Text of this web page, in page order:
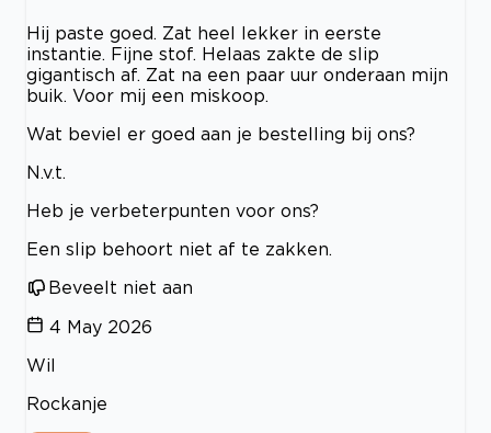
Hij paste goed. Zat heel lekker in eerste
instantie. Fijne stof. Helaas zakte de slip
gigantisch af. Zat na een paar uur onderaan mijn
buik. Voor mij een miskoop.
Wat beviel er goed aan je bestelling bij ons?
N.v.t.
Heb je verbeterpunten voor ons?
Een slip behoort niet af te zakken.
Beveelt niet aan
4 May 2026
Wil
Rockanje